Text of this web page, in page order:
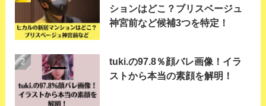
ションはどこ？ブリスベージュ
神宮前など候補3つを特定！
tuki.の97.8％顔バレ画像！イラ
ストから本当の素顔を解明！